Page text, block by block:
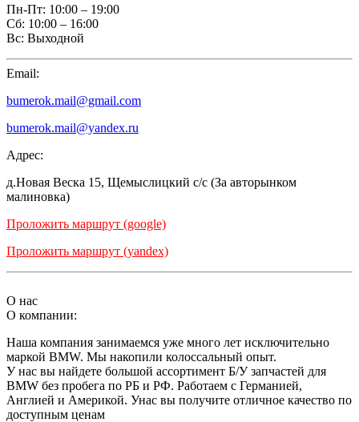
Пн-Пт: 10:00 – 19:00
Сб: 10:00 – 16:00
Вс: Выходной
Email:
bumerok.mail@gmail.com
bumerok.mail@yandex.ru
Адрес:
д.Новая Веска 15, Щемыслицкий с/с (За авторынком
малиновка)
Проложить маршрут (google)
Проложить маршрут (yandex)
О нас
О компании:
Наша компания занимаемся уже много лет исключительно
маркой BMW. Мы накопили колоссальный опыт.
У нас вы найдете большой ассортимент Б/У запчастей для
BMW без пробега по РБ и РФ. Работаем с Германией,
Англией и Америкой. Унас вы получите отличное качество по
доступным ценам